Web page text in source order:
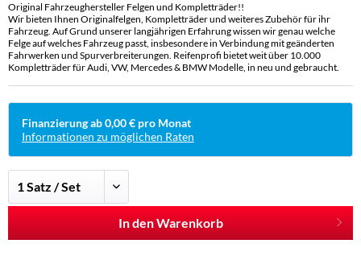
Original Fahrzeughersteller Felgen und Kompletträder!!
Wir bieten Ihnen Originalfelgen, Kompletträder und weiteres Zubehör für ihr
Fahrzeug. Auf Grund unserer langjährigen Erfahrung wissen wir genau welche
Felge auf welches Fahrzeug passt, insbesondere in Verbindung mit geänderten
Fahrwerken und Spurverbreiterungen. Reifenprofi bietet weit über 10.000
Kompletträder für Audi, VW, Mercedes & BMW Modelle, in neu und gebraucht.
Finanzierung ab 0,00 € pro Monat
Informationen zu möglichen Raten
In den Warenkorb